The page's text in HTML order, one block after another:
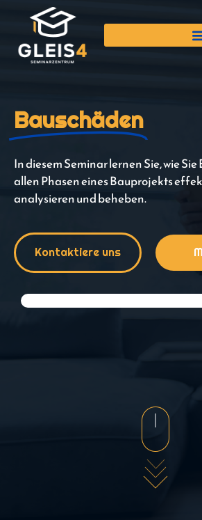
Bauschäden
In diesem Seminar lernen Sie, wie
allen Phasen eines Bauprojekts
analysieren und beheben.
Kontaktiere uns